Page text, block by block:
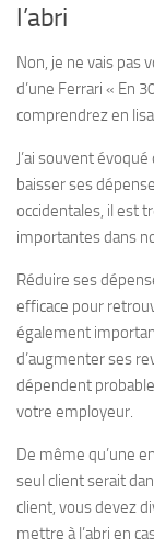
l’abri
Non, je ne vais pas
d’une Ferrari « En
comprendrez en
J’ai souvent
baisser ses
occidentales, il est
importantes dans
Réduire ses
efficace pour
également
d’augmenter ses
dépendent
votre employeur.
De même qu’une
seul client serait
client, vous devez
mettre à l’abri en